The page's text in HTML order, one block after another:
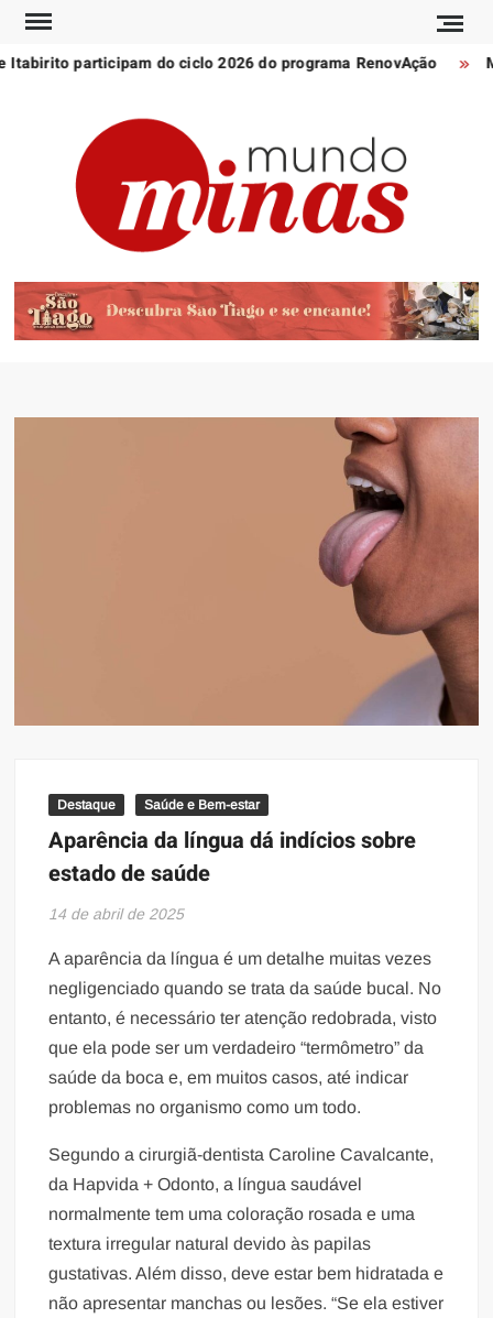
Skip
contentparticipam do ciclo 2026 do programa RenovAção
Gerais
e do
mundo
Destaque Saúde e Bem-estar
Aparência da língua dá indícios sobre
estado de saúde
14 de abril de 2025
A aparência da língua é um detalhe muitas vezes
negligenciado quando se trata da saúde bucal. No
entanto, é necessário ter atenção redobrada, visto
que ela pode ser um verdadeiro “termômetro” da
saúde da boca e, em muitos casos, até indicar
problemas no organismo como um todo.
Segundo a cirurgiã-dentista Caroline Cavalcante,
da Hapvida + Odonto, a língua saudável
normalmente tem uma coloração rosada e uma
textura irregular natural devido às papilas
gustativas. Além disso, deve estar bem hidratada e
não apresentar manchas ou lesões. “Se ela estiver